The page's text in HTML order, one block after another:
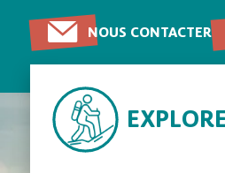
NOUS CONTACTER